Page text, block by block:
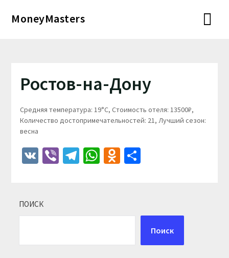
MoneyMasters
Ростов-на-Дону
Средняя температура: 19°C, Стоимость отеля: 13500₽,
Количество достопримечательностей: 21, Лучший сезон:
весна
VKViberTelegram
WhatsApp
Odnoklassniki
Отправить
ПОИСК
Поиск